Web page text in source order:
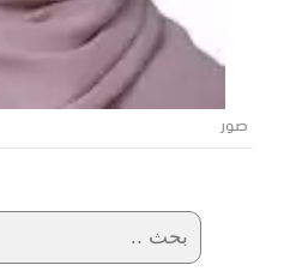
صور